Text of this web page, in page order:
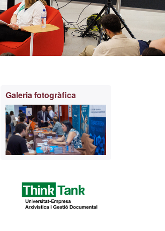
Informació
complementària
Galeria fotogràfica